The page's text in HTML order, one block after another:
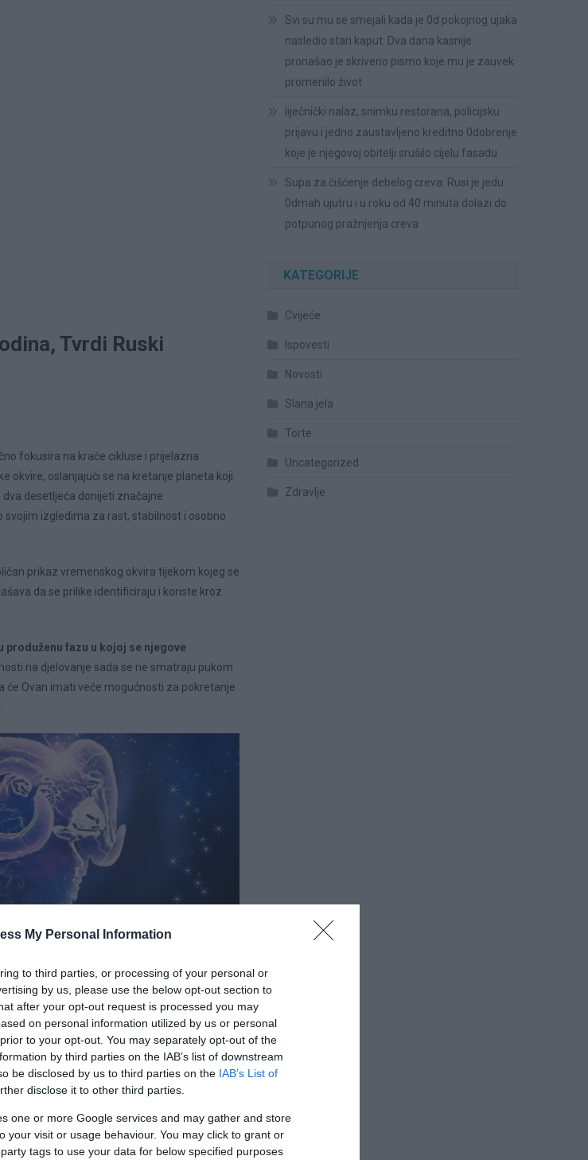
My Personal Information
to third parties, or processing of your personal or
by us, please use the below opt-out section to
after your opt-out request is processed you may
on personal information utilized by us or personal
to your opt-out. You may separately opt-out of the
by third parties on the IAB’s list of downstream
be disclosed by us to third parties on the IAB’s List of
disclose it to other third parties.
one or more Google services and may gather and store
your visit or usage behaviour. You may click to grant or
tags to use your data for below specified purposes
Tvrdi Ruski
fokusira na kraće cikluse i prijelazna
okvire, oslanjajući se na kretanje planeta koji
desetljeća donijeti značajne
izgledima za rast, stabilnost i osobno
prikaz vremenskog okvira tijekom kojeg se
da se prilike identificiraju i koriste kroz
fazu u kojoj se njegove
na djelovanje sada se ne smatraju pukom
će Ovan imati veće mogućnosti za pokretanje
tijekom kojeg se uspostavljaju dugoročni
vjerojatnost uspjeha u usporedbi s
Svi su mu se smejali kada je 0d pokojnog ujaka
nasledio stari kaput: Dva dana kasnije
pronašao je skriveno pismo koje mu je zauvek
promenilo život
liječnički nalaz, snimku restorana, policijsku
prijavu i jedno zaustavljeno kreditno 0dobrenje
koje je njegovoj obitelji srušilo cijelu fasadu
Supa za čišćenje debelog creva: Rusi je jedu
0dmah ujutru i u roku od 40 minuta dolazi do
potpunog pražnjenja creva
KATEGORIJE
Cvijeće
Ispovesti
Novosti
Slana jela
Torte
Uncategorized
Zdravlje